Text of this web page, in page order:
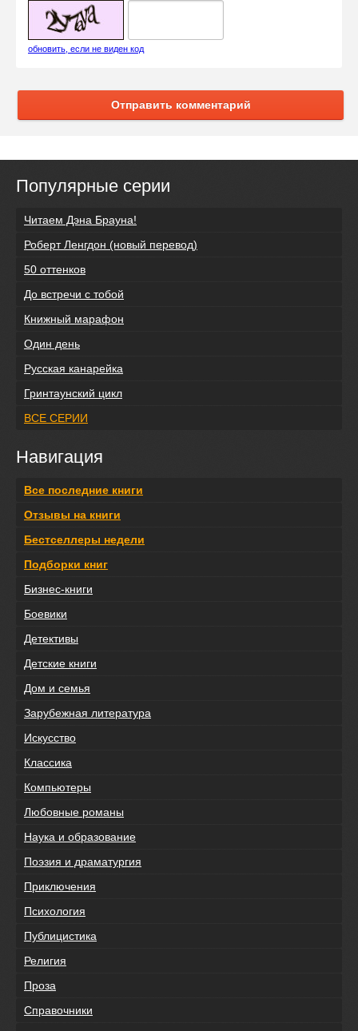
обновить, если не виден код
Отправить комментарий
Популярные серии
Читаем Дэна Брауна!
Роберт Ленгдон (новый перевод)
50 оттенков
До встречи с тобой
Книжный марафон
Один день
Русская канарейка
Гринтаунский цикл
ВСЕ СЕРИИ
Навигация
Все последние книги
Отзывы на книги
Бестселлеры недели
Подборки книг
Бизнес-книги
Боевики
Детективы
Детские книги
Дом и семья
Зарубежная литература
Искусство
Классика
Компьютеры
Любовные романы
Наука и образование
Поэзия и драматургия
Приключения
Психология
Публицистика
Религия
Проза
Справочники